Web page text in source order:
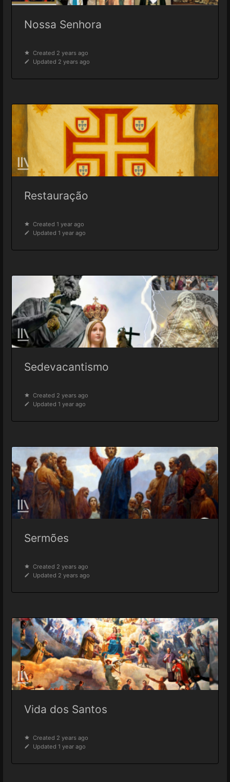
Nossa Senhora
Created 2 years ago
Updated 2 years ago
Restauração
Created 1 year ago
Updated 1 year ago
Sedevacantismo
Created 2 years ago
Updated 1 year ago
Sermões
Created 2 years ago
Updated 2 years ago
Vida dos Santos
Created 2 years ago
Updated 1 year ago